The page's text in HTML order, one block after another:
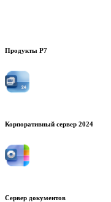
Продукты Р7
Корпоративный сервер 2024
Сервер документов